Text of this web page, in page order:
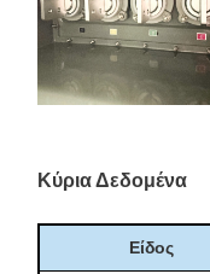
Κύρια Δεδομένα
Είδος